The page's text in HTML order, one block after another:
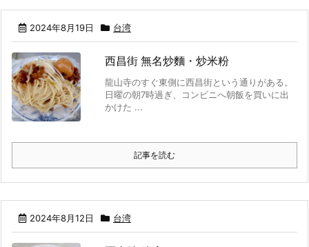
2024年8月19日 台湾
西昌街 無名炒麵・炒米粉
龍山寺のすぐ東側に西昌街という通りがある。
日曜の朝7時過ぎ、コンビニへ朝飯を買いに出
かけた ...
記事を読む
2024年8月12日 台湾